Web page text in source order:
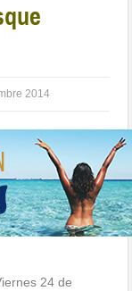
2014
24 de